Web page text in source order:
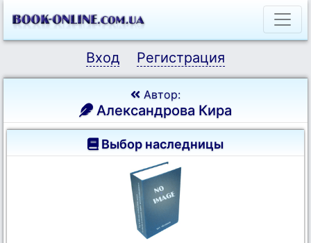
Вход Регистрация
Автор:
Александрова Кира
Выбор наследницы